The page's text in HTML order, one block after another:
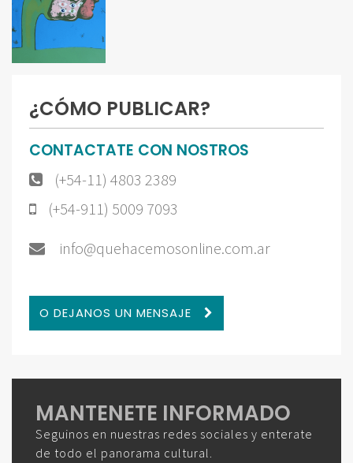
¿CÓMO PUBLICAR?
CONTACTATE CON NOSTROS
(+54-11) 4803 2389
(+54-911) 5009 7093
info@quehacemosonline.com.ar
O DEJANOS UN MENSAJE
MANTENETE INFORMADO
Seguinos en nuestras redes sociales y enterate
de todo el panorama cultural.